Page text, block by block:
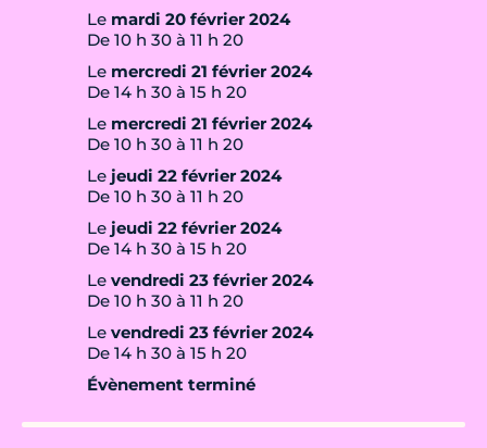
Le mardi 20 février 2024
De 10 h 30 à 11 h 20
Le mercredi 21 février 2024
De 14 h 30 à 15 h 20
Le mercredi 21 février 2024
De 10 h 30 à 11 h 20
Le jeudi 22 février 2024
De 10 h 30 à 11 h 20
Le jeudi 22 février 2024
De 14 h 30 à 15 h 20
Le vendredi 23 février 2024
De 10 h 30 à 11 h 20
Le vendredi 23 février 2024
De 14 h 30 à 15 h 20
Évènement terminé